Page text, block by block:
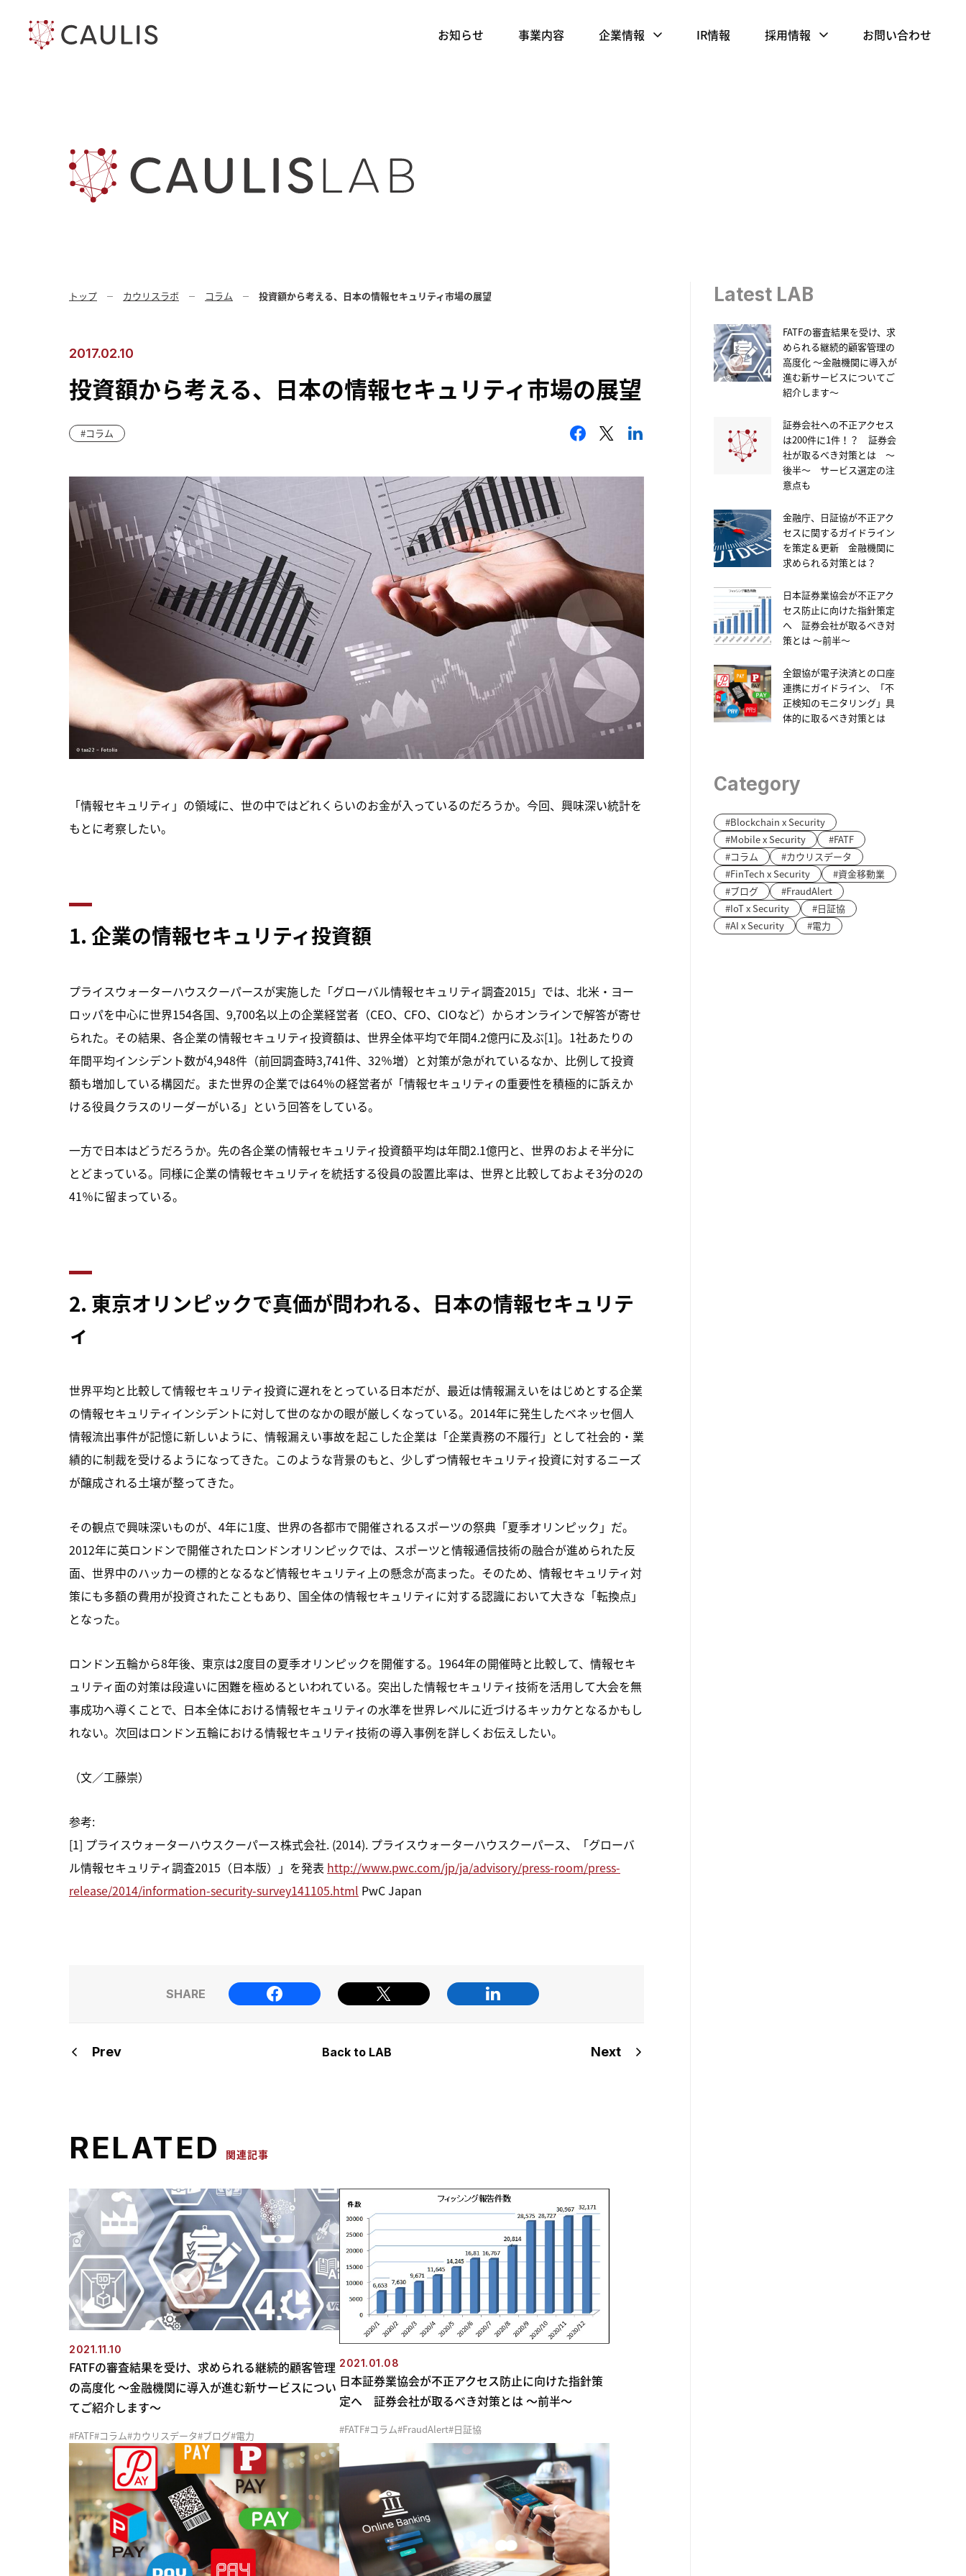
お知らせ 事業内容 企業情報 IR情報 採用情報 お問い合わせ
トップ カウリスラボ コラム 投資額から考える、日本の情報セキュリティ市場の展望
2017.02.10
投資額から考える、日本の情報セキュリティ市場の展望
コラム
「情報セキュリティ」の領域に、世の中ではどれくらいのお金が入っているのだろうか。今回、興味深い統計を
もとに考察したい。
1. 企業の情報セキュリティ投資額
プライスウォーターハウスクーパースが実施した「グローバル情報セキュリティ調査2015」では、北米・ヨー
ロッパを中心に世界154各国、9,700名以上の企業経営者（CEO、CFO、CIOなど）からオンラインで解答が寄せ
られた。その結果、各企業の情報セキュリティ投資額は、世界全体平均で年間4.2億円に及ぶ[1]。1社あたりの
年間平均インシデント数が4,948件（前回調査時3,741件、32％増）と対策が急がれているなか、比例して投資
額も増加している構図だ。また世界の企業では64％の経営者が「情報セキュリティの重要性を積極的に訴えか
ける役員クラスのリーダーがいる」という回答をしている。
一方で日本はどうだろうか。先の各企業の情報セキュリティ投資額平均は年間2.1億円と、世界のおよそ半分に
とどまっている。同様に企業の情報セキュリティを統括する役員の設置比率は、世界と比較しておよそ3分の2の
41％に留まっている。
2. 東京オリンピックで真価が問われる、日本の情報セキュリテ
ィ
世界平均と比較して情報セキュリティ投資に遅れをとっている日本だが、最近は情報漏えいをはじめとする企業
の情報セキュリティインシデントに対して世のなかの眼が厳しくなっている。2014年に発生したベネッセ個人
情報流出事件が記憶に新しいように、情報漏えい事故を起こした企業は「企業責務の不履行」として社会的・業
績的に制裁を受けるようになってきた。このような背景のもと、少しずつ情報セキュリティ投資に対するニーズ
が醸成される土壌が整ってきた。
その観点で興味深いものが、4年に1度、世界の各都市で開催されるスポーツの祭典「夏季オリンピック」だ。
2012年に英ロンドンで開催されたロンドンオリンピックでは、スポーツと情報通信技術の融合が進められた反
面、世界中のハッカーの標的となるなど情報セキュリティ上の懸念が高まった。そのため、情報セキュリティ対
策にも多額の費用が投資されたこともあり、国全体の情報セキュリティに対する認識において大きな「転換点」
となった。
ロンドン五輪から8年後、東京は2度目の夏季オリンピックを開催する。1964年の開催時と比較して、情報セキ
ュリティ面の対策は段違いに困難を極めるといわれている。突出した情報セキュリティ技術を活用して大会を無
事成功へ導くことで、日本全体における情報セキュリティの水準を世界レベルに近づけるキッカケとなるかもし
れない。次回はロンドン五輪における情報セキュリティ技術の導入事例を詳しくお伝えしたい。
（文／工藤崇）
参考:
[1] プライスウォーターハウスクーパース株式会社. (2014). プライスウォーターハウスクーパース、「グローバ
ル情報セキュリティ調査2015（日本版）」を発表 http://www.pwc.com/jp/ja/advisory/press-room/press-
release/2014/information-security-survey141105.html PwC Japan
SHARE
Prev Back to LAB Next
RELATED 関連記事
2021.11.10
FATFの審査結果を受け、求められる継続的顧客管理
の高度化 ～金融機関に導入が進む新サービスについ
てご紹介します～
FATF コラム カウリスデータ ブログ 電力
2021.01.08
日本証券業協会が不正アクセス防止に向けた指針策
定へ 証券会社が取るべき対策とは ～前半～
FATF コラム FraudAlert 日証協
Latest LAB
FATFの審査結果を受け、求
められる継続的顧客管理の
高度化 ～金融機関に導入が
進む新サービスについてご
紹介します～
証券会社への不正アクセス
は200件に1件！？ 証券会
社が取るべき対策とは ～
後半～ サービス選定の注
意点も
金融庁、日証協が不正アク
セスに関するガイドライン
を策定＆更新 金融機関に
求められる対策とは？
日本証券業協会が不正アク
セス防止に向けた指針策定
へ 証券会社が取るべき対
策とは ～前半～
全銀協が電子決済との口座
連携にガイドライン、「不
正検知のモニタリング」具
体的に取るべき対策とは
Category
Blockchain x Security
Mobile x Security
FATF
コラム
カウリスデータ
FinTech x Security
資金移動業
ブログ
FraudAlert
IoT x Security
日証協
AI x Security
電力